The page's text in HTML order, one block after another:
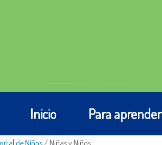
Inicio Para aprender
de Niños/ Niñas y Niños